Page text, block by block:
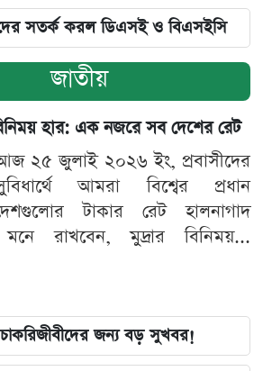
সতর্ক করল ডিএসই ও বিএসইসি
জাতীয়
হার: এক নজরে সব দেশের রেট
২৫ জুলাই ২০২৬ ইং, প্রবাসীদের
আমরা বিশ্বের প্রধান
টাকার রেট হালনাগাদ
রাখবেন, মুদ্রার বিনিময়...
জন্য বড় সুখবর!